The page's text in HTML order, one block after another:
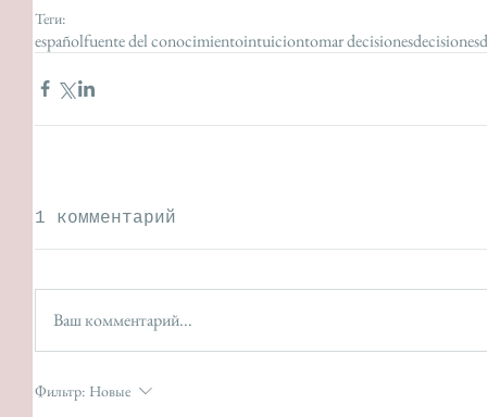
Теги:
españolfuente del conocimientointuiciontomar decisionesdecisiones
1 комментарий
Ваш комментарий...
Фильтр: Новые